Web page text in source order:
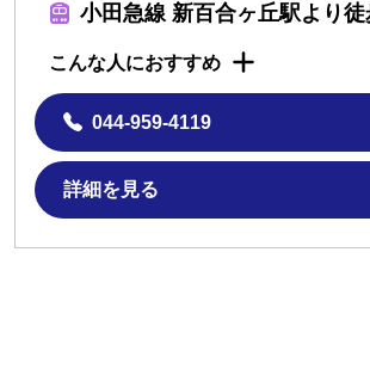
小田急線 新百合ヶ丘駅より徒
こんな人におすすめ
044-959-4119
詳細を見る